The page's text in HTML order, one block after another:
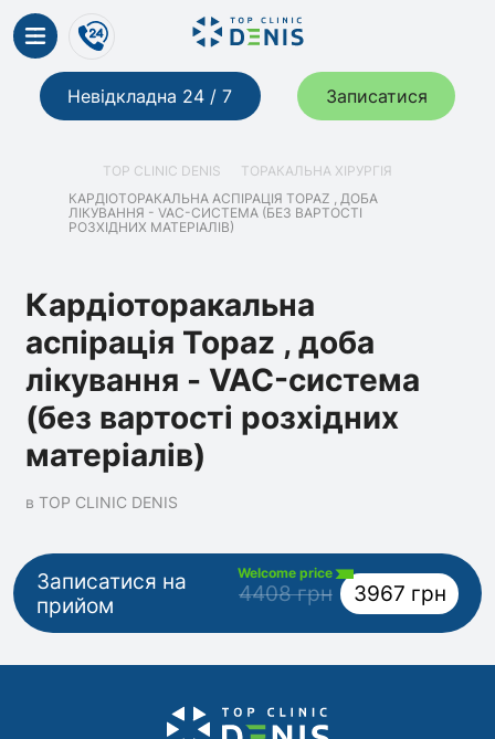
Невідкладна 24 / 7 Записатися
TOP CLINIC DENIS
ТОРАКАЛЬНА ХІРУРГІЯ
КАРДІОТОРАКАЛЬНА АСПІРАЦІЯ TOPAZ , ДОБА
ЛІКУВАННЯ - VAC-СИСТЕМА (БЕЗ ВАРТОСТІ
РОЗХІДНИХ МАТЕРІАЛІВ)
Кардіоторакальна
аспірація Topaz , доба
лікування - VAC-система
(без вартості розхідних
матеріалів)
в TOP CLINIC DENIS
Записатися на
прийом
Welcome price
4408 грн 3967 грн